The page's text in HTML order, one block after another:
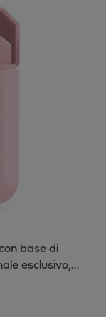
base di
esclusivo,